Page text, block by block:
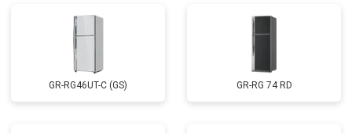
GR-RG46UT-C (GS) GR-RG 74 RD